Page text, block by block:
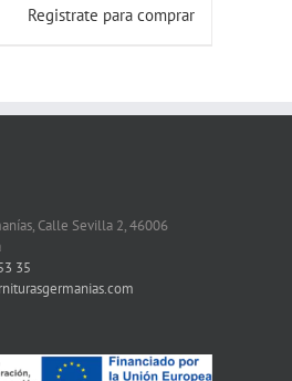
Registrate para comprar
Calle Sevilla 2, 46006
35